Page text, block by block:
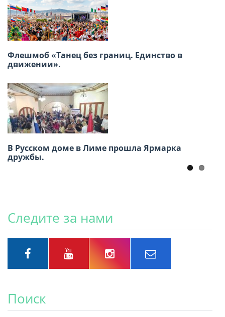
Флешмоб «Танец без границ. Единство в
движении».
В Русском доме в Лиме прошла Ярмарка
дружбы.
соотечественников стран Латинской
Америки
Заседание ВКС россйских
соотечественников16-17 июня, г. Москва
Следите за нами
Поиск